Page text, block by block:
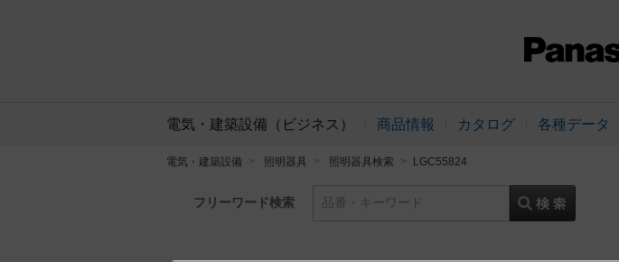
電気・建築設備（ビジネス） 商品情報 カタログ 各種データ
電気・建築設備 照明器具 照明器具検索 LGC55824
フリーワード検索 品番・キーワード